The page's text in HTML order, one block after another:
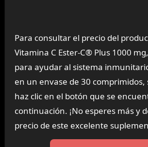
Para consultar el precio del
Vitamina C Ester-C® Plus 1000
para ayudar al sistema
en un envase de 30
haz clic en el botón que se
continuación. ¡No esperes más y
precio de este excelente